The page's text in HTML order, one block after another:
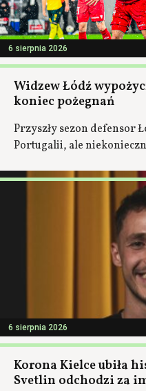
6 sierpnia 2026
Widzew Łódź
koniec pożegnań
Przyszły sezon defensor
Portugalii, ale
6 sierpnia 2026
Korona Kielce ubiła
Svetlin odchodzi za